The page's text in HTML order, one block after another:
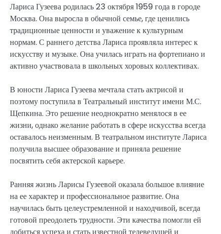
Лариса Гузеева родилась 23 октября 1959 года в городе
Москва. Она выросла в обычной семье, где ценились
традиционные ценности и уважение к культурным
нормам. С раннего детства Лариса проявляла интерес к
искусству и музыке. Она училась играть на фортепиано и
активно участвовала в школьных хоровых коллективах.
В юности Лариса Гузеева мечтала стать актрисой и
поэтому поступила в Театральный институт имени М.С.
Щепкина. Это решение неоднократно менялося в ее
жизни, однако желание работать в сфере искусства всегда
оставалось неизменным. В театральном институте Лариса
получила высшее образование и приняла решение
посвятить себя актерской карьере.
Ранняя жизнь Ларисы Гузеевой оказала большое влияние
на ее характер и профессиональное развитие. Она
научилась быть целеустремленной и находчивой, всегда
готовой преодолеть трудности. Эти качества помогли ей
добиться успеха и стать известной телеведущей и